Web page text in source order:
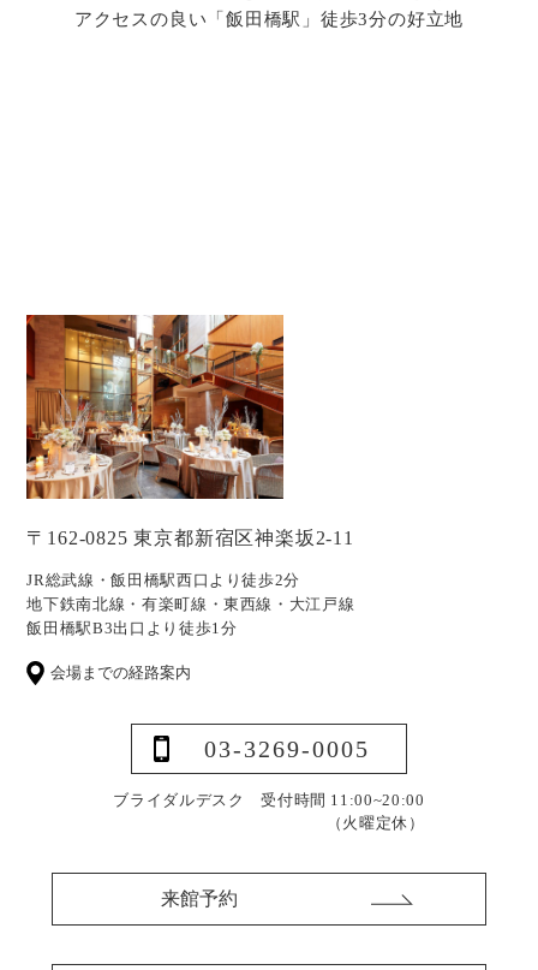
アクセスの良い「飯田橋駅」徒歩3分の好立地
〒162-0825 東京都新宿区神楽坂2-11
JR総武線・飯田橋駅西口より徒歩2分
地下鉄南北線・有楽町線・東西線・大江戸線
飯田橋駅B3出口より徒歩1分
会場までの経路案内
03-3269-0005
ブライダルデスク 受付時間 11:00~20:00
（火曜定休）
来館予約